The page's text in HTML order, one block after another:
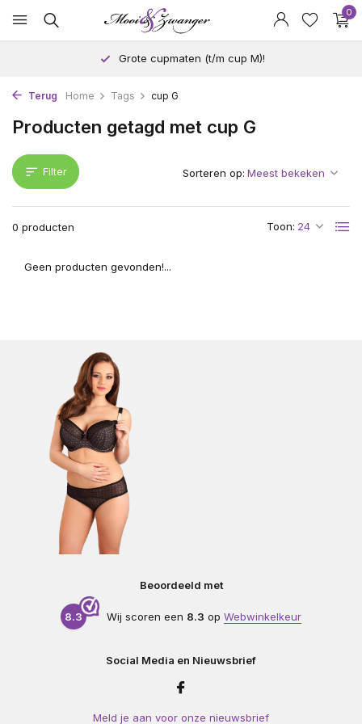
0
Grote cupmaten (t/m cup M)!
Terug Home Tags cup G
Producten getagd met cup G
Filter
0 producten Toon:
Sorteren op:
Geen producten gevonden!...
Beoordeeld met
8.3 Wij scoren een 8.3 op Webwinkelkeur
Social Media en Nieuwsbrief
Meld je aan voor onze nieuwsbrief